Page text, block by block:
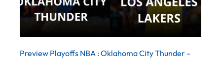
Preview Playoffs NBA : Oklahoma City Thunder –